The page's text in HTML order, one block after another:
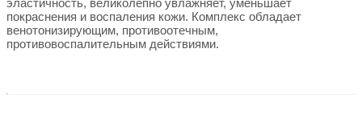
эластичность, великолепно увлажняет, уменьшает
покраснения и воспаления кожи. Комплекс обладает
венотонизирующим, противоотечным,
противовоспалительным действиями.